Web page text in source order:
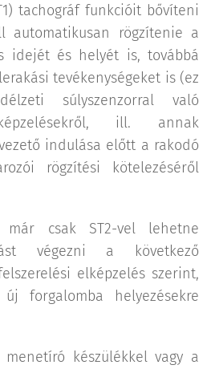
tachográf funkcióit bővíteni
automatikusan rögzítenie a
idejét és helyét is, továbbá
tevékenységeket is (ez
súlyszenzorral való
ill. annak
indulása előtt a rakodó
rögzítési kötelezéséről
csak ST2-vel lehetne
végezni a következő
elképzelés szerint,
forgalomba helyezésekre
készülékkel vagy a